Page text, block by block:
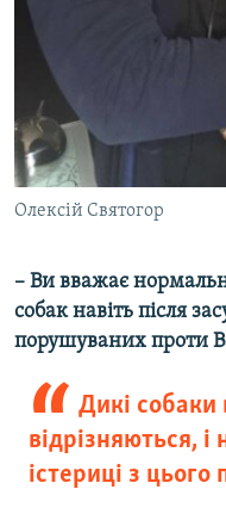
Олексій Святогор
– Ви вважає
собак навіть після
порушуваних проти
Дикі собаки
відрізняються,
істериці з цього